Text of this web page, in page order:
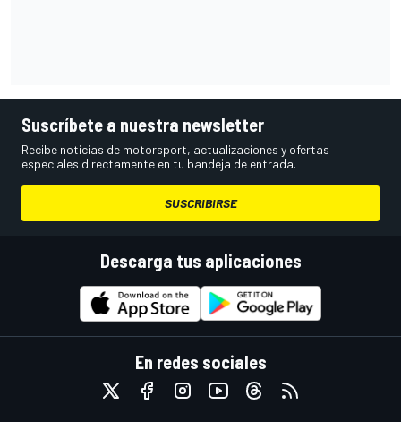
Suscríbete a nuestra newsletter
Recibe noticias de motorsport, actualizaciones y ofertas
especiales directamente en tu bandeja de entrada.
SUSCRIBIRSE
Descarga tus aplicaciones
En redes sociales